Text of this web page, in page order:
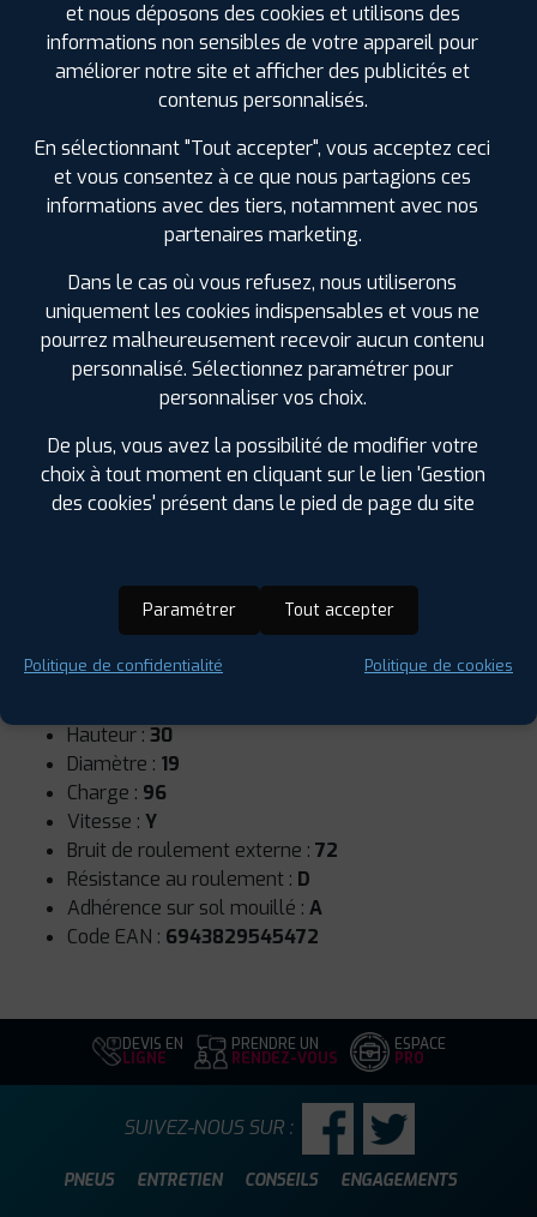
SPÉCIFICATIONS AVIS CLIENTS ÉTIQUETAGE
Étiquetage
Runflat :Non
Hauteur : 30
Diamètre : 19
Charge : 96
Vitesse : Y
Bruit de roulement externe : 72
Résistance au roulement : D
Adhérence sur sol mouillé : A
Code EAN : 6943829545472
DEVIS EN
LIGNE
PRENDRE UN
RENDEZ-VOUS
ESPACE
PRO
PNEUS ENTRETIEN CONSEILS ENGAGEMENTS
SUIVEZ-NOUS SUR :
et nous déposons des cookies et utilisons des
informations non sensibles de votre appareil pour
améliorer notre site et afficher des publicités et
contenus personnalisés.
En sélectionnant "Tout accepter", vous acceptez ceci
et vous consentez à ce que nous partagions ces
informations avec des tiers, notamment avec nos
partenaires marketing.
Dans le cas où vous refusez, nous utiliserons
uniquement les cookies indispensables et vous ne
pourrez malheureusement recevoir aucun contenu
personnalisé. Sélectionnez paramétrer pour
personnaliser vos choix.
De plus, vous avez la possibilité de modifier votre
choix à tout moment en cliquant sur le lien 'Gestion
des cookies' présent dans le pied de page du site
Paramétrer Tout accepter
Politique de confidentialité Politique de cookies